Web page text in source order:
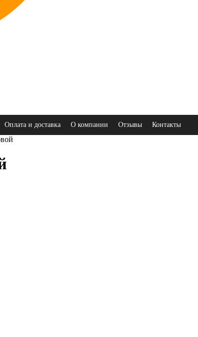
Оплата и доставка О компании Отзывы Контакты